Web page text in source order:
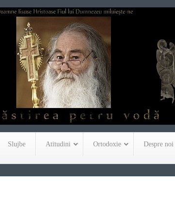
Slujbe Atitudini Ortodoxie Despre noi